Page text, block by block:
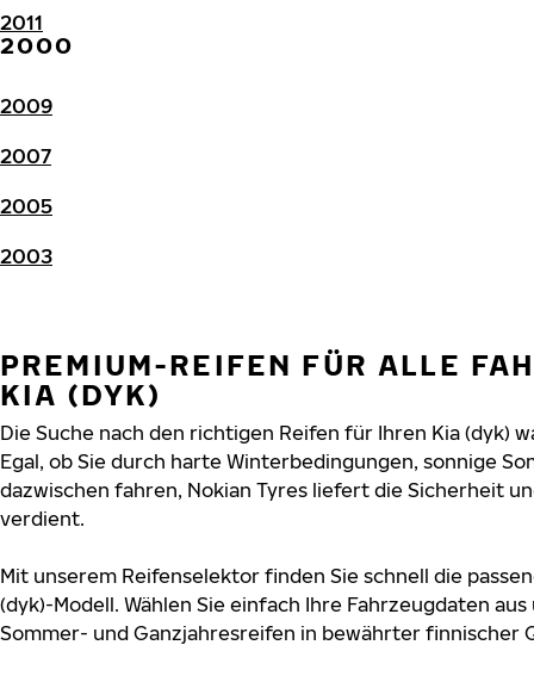
2011
2000
2009
2007
2005
2003
PREMIUM-REIFEN FÜR ALLE
KIA (DYK)
Die Suche nach den richtigen Reifen für Ihren Kia (dyk)
Egal, ob Sie durch harte Winterbedingungen, sonnige
dazwischen fahren, Nokian Tyres liefert die Sicherheit
verdient.
Mit unserem Reifenselektor finden Sie schnell die
(dyk)-Modell. Wählen Sie einfach Ihre Fahrzeugdaten
Sommer- und Ganzjahresreifen in bewährter finnischer